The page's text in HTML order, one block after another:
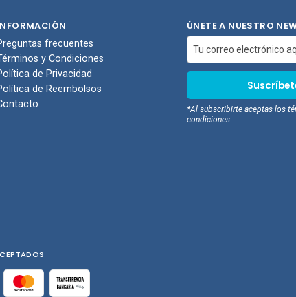
frecuentes
y Condiciones
de Privacidad
de Reembolsos
ÚNETE A NUESTRO
*Al subscribirte aceptas los
condiciones